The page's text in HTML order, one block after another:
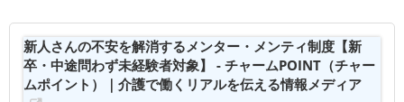
新人さんの不安を解消するメンター・メンティ制度【新
卒・中途問わず未経験者対象】 - チャームPOINT（チャー
ムポイント）｜介護で働くリアルを伝える情報メディア